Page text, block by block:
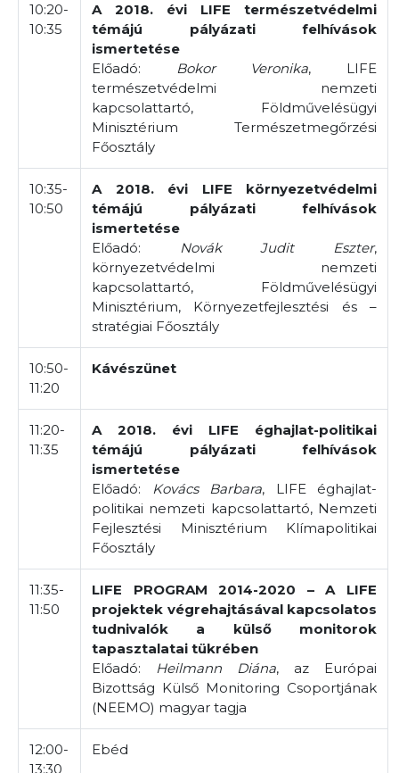
10:20-
10:35
A 2018. évi LIFE természetvédelmi
témájú pályázati felhívások
ismertetése
Előadó: Bokor Veronika, LIFE
természetvédelmi nemzeti
kapcsolattartó, Földművelésügyi
Minisztérium Természetmegőrzési
Főosztály
10:35-
10:50
A 2018. évi LIFE környezetvédelmi
témájú pályázati felhívások
ismertetése
Előadó: Novák Judit Eszter,
környezetvédelmi nemzeti
kapcsolattartó, Földművelésügyi
Minisztérium, Környezetfejlesztési és –
stratégiai Főosztály
10:50-
11:20
Kávészünet
11:20-
11:35
A 2018. évi LIFE éghajlat-politikai
témájú pályázati felhívások
ismertetése
Előadó: Kovács Barbara, LIFE éghajlat-
politikai nemzeti kapcsolattartó, Nemzeti
Fejlesztési Minisztérium Klímapolitikai
Főosztály
11:35-
11:50
LIFE PROGRAM 2014-2020 – A LIFE
projektek végrehajtásával kapcsolatos
tudnivalók a külső monitorok
tapasztalatai tükrében
Előadó: Heilmann Diána, az Európai
Bizottság Külső Monitoring Csoportjának
(NEEMO) magyar tagja
12:00-
13:30
Ebéd